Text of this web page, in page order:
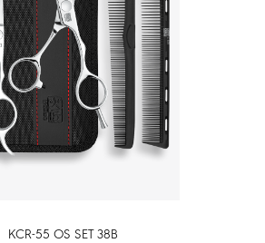
KCR-55 OS SET 38B